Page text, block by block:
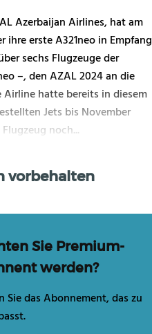
Azerbaijan Airlines, hat am
erste A321neo in Empfang
sechs Flugzeuge der
–, den AZAL 2024 an die
Airline hatte bereits in diesem
Jets bis November
noch...
vorbehalten
Sie Premium-
werden?
Sie das Abonnement, das zu